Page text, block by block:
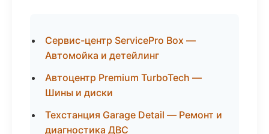
Сервис-центр ServicePro Box —
Автомойка и детейлинг
Автоцентр Premium TurboTech —
Шины и диски
Техстанция Garage Detail — Ремонт и
диагностика ДВС